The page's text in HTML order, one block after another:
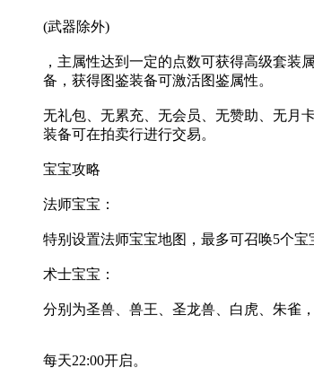
(武器除外)
，主属性达到一定的点数可获得高级套装
备，获得图鉴装备可激活图鉴属性。
无礼包、无累充、无会员、无赞助、无月
装备可在拍卖行进行交易。
宝宝攻略
法师宝宝：
特别设置法师宝宝地图，最多可召唤5个
术士宝宝：
分别为圣兽、兽王、圣龙兽、白虎、朱雀
每天22:00开启。